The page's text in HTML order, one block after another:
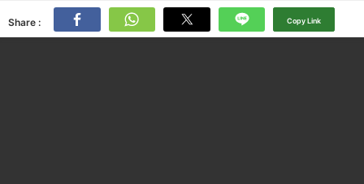
Share : Copy Link